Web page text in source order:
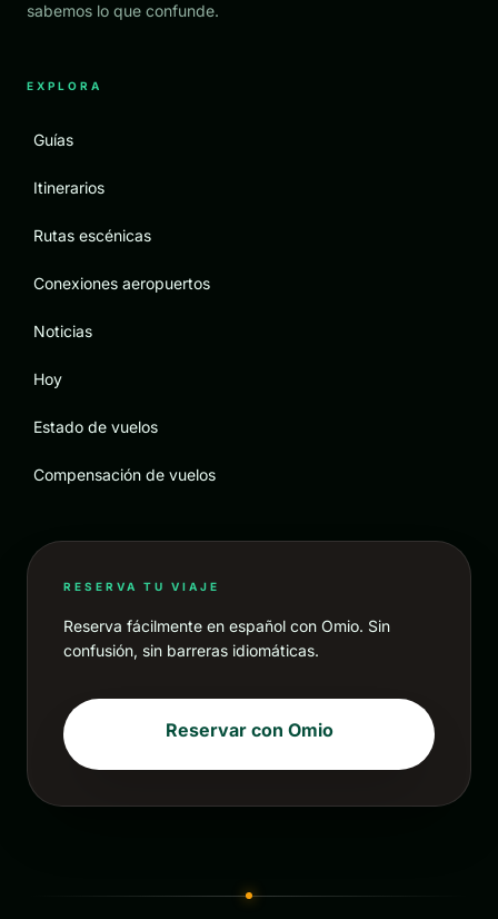
sabemos lo que confunde.
EXPLORA
Guías
Itinerarios
Rutas escénicas
Conexiones aeropuertos
Noticias
Hoy
Estado de vuelos
Compensación de vuelos
RESERVA TU VIAJE
Reserva fácilmente en español con Omio. Sin
confusión, sin barreras idiomáticas.
Reservar con Omio